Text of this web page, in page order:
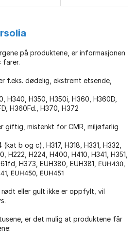
på produktene, er informasjonen
farer.
f.eks. dødelig, ekstremt etsende,
H340, H350, H350i, H360, H360D,
H360Fd., H370, H372
giftig, mistenkt for CMR, miljøfarlig
(kat b og c), H317, H318, H331, H332,
H222, H224, H400, H410, H341, H351,
H373, EUH380, EUH381, EUH430,
EUH450, EUH451
rødt eller gult ikke er oppfylt, vil
er det mulig at produktene får